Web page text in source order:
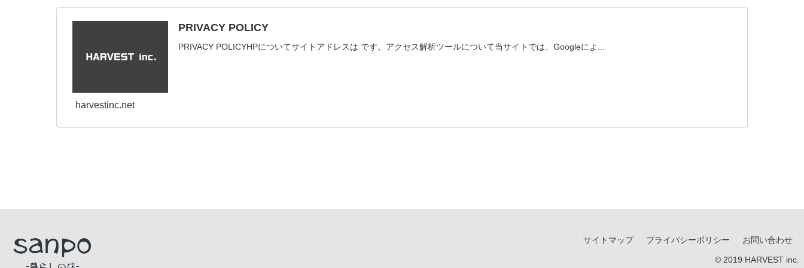
PRIVACY POLICY
PRIVACY POLICYHPについてサイトアドレスは です。アクセス解析ツールについて当サイトでは、Googleによ...
harvestinc.net
サイトマップ プライバシーポリシー お問い合わせ
© 2019 HARVEST inc.